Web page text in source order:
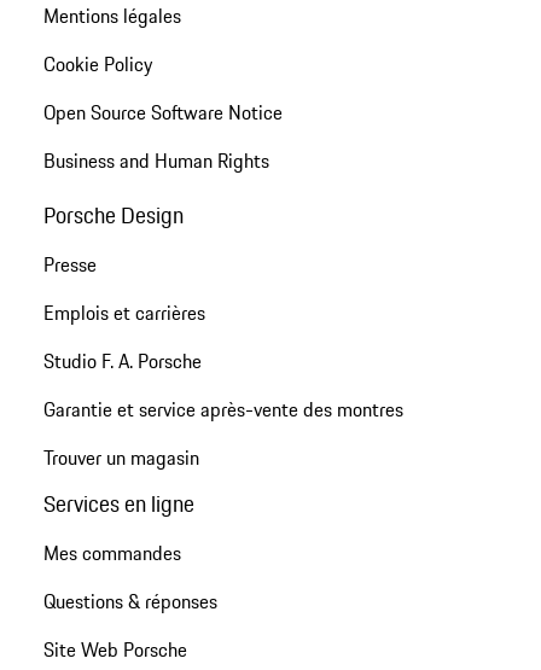
Mentions légales
Cookie Policy
Open Source Software Notice
Business and Human Rights
Porsche Design
Presse
Emplois et carrières
Studio F. A. Porsche
Garantie et service après-vente des montres
Trouver un magasin
Services en ligne
Mes commandes
Questions & réponses
Site Web Porsche